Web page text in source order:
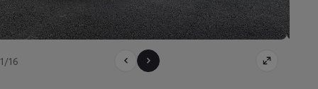
1/16